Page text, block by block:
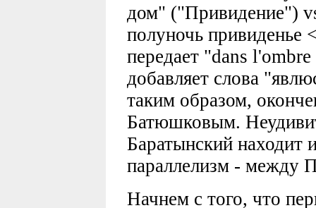
дом" ("Привидение")
полуночь
передает "dans
добавляет слова
таким образом,
Батюшковым.
Баратынский находит
параллелизм - между
Начнем с того, что